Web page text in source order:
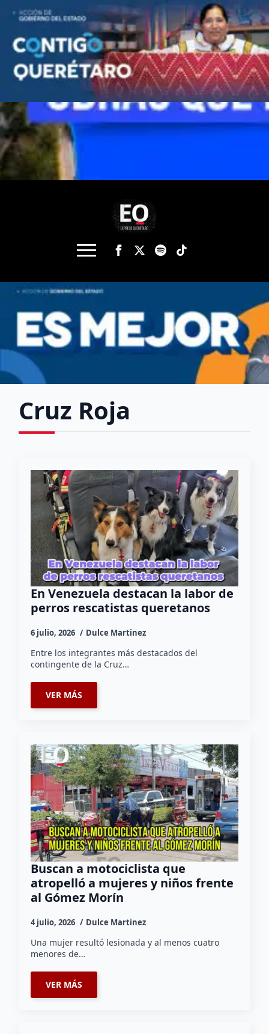
Cruz Roja
En Venezuela destacan la labor de
perros rescatistas queretanos
6 julio, 2026 Dulce Martinez
Entre los integrantes más destacados del
contingente de la Cruz…
VER MÁS
Buscan a motociclista que
atropelló a mujeres y niños frente
al Gómez Morín
4 julio, 2026 Dulce Martinez
Una mujer resultó lesionada y al menos cuatro
menores de…
VER MÁS